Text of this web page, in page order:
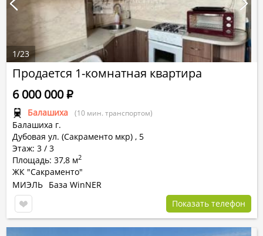
Продается 1-комнатная квартира
Балашиха (10 мин. транспортом)
Балашиха г.
Дубовая ул. (Сакраменто мкр) , 5
Этаж: 3 / 3
Площадь: 37,8 м2
ЖК "Сакраменто"
6 000 000Р
МИЭЛЬ База WinNER
Показать телефон
1/23